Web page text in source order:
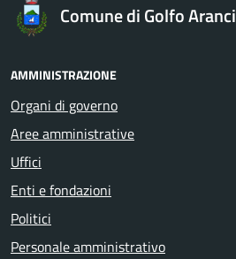
Comune di Golfo Aranci
AMMINISTRAZIONE
Organi di governo
Aree amministrative
Uffici
Enti e fondazioni
Politici
Personale amministrativo